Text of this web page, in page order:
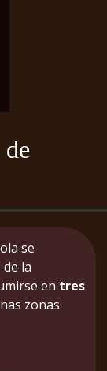
se
la
en tres
zonas